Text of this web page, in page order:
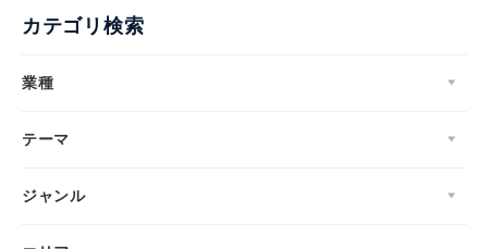
カテゴリ検索
業種
テーマ
ジャンル